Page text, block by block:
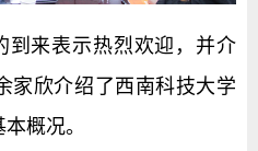
到来表示热烈欢迎，并介
家欣介绍了西南科技大学
概况。